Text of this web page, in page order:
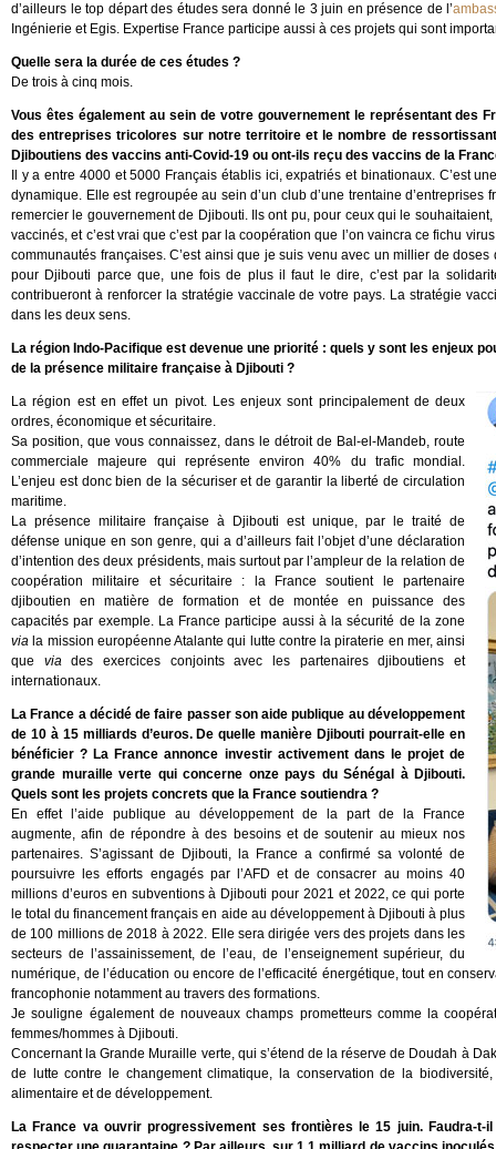
d’ailleurs le top départ des études sera donné le 3 juin en présence de l’
Ingénierie et Egis. Expertise France participe aussi à ces projets qui sont
Quelle sera la durée de ces études ?
De trois à cinq mois.
Vous êtes également au sein de votre gouvernement le représentant des
des entreprises tricolores sur notre territoire et le nombre de
Djiboutiens des vaccins anti-Covid-19 ou ont-ils reçu des vaccins de la
Il y a entre 4000 et 5000 Français établis ici, expatriés et binationaux. C’est
dynamique. Elle est regroupée au sein d’un club d’une trentaine
remercier le gouvernement de Djibouti. Ils ont pu, pour ceux qui le
vaccinés, et c’est vrai que c’est par la coopération que l’on vaincra ce fichu
communautés françaises. C’est ainsi que je suis venu avec un millier de
pour Djibouti parce que, une fois de plus il faut le dire, c’est par la
contribueront à renforcer la stratégie vaccinale de votre pays. La stratégie
dans les deux sens.
La région Indo-Pacifique est devenue une priorité : quels y sont les enjeux
de la présence militaire française à Djibouti ?
La région est en effet un pivot. Les enjeux sont principalement de deux
ordres, économique et sécuritaire.
Sa position, que vous connaissez, dans le détroit de Bal-el-Mandeb, route
commerciale majeure qui représente environ 40% du trafic mondial.
L’enjeu est donc bien de la sécuriser et de garantir la liberté de circulation
maritime.
La présence militaire française à Djibouti est unique, par le traité de
défense unique en son genre, qui a d’ailleurs fait l’objet d’une déclaration
d’intention des deux présidents, mais surtout par l’ampleur de la relation de
coopération militaire et sécuritaire : la France soutient le partenaire
djiboutien en matière de formation et de montée en puissance des
capacités par exemple. La France participe aussi à la sécurité de la zone
via la mission européenne Atalante qui lutte contre la piraterie en mer, ainsi
que viades exercices conjoints avec les partenaires djiboutiens et
internationaux.
La France a décidé de faire passer son aide publique au développement
de 10 à 15 milliards d’euros. De quelle manière Djibouti pourrait-elle en
bénéficier ? La France annonce investir activement dans le projet de
grande muraille verte qui concerne onze pays du Sénégal à Djibouti.
Quels sont les projets concrets que la France soutiendra ?
En effet l’aide publique au développement de la part de la France
augmente, afin de répondre à des besoins et de soutenir au mieux nos
partenaires. S’agissant de Djibouti, la France a confirmé sa volonté de
poursuivre les efforts engagés par l’AFD et de consacrer au moins 40
millions d’euros en subventions à Djibouti pour 2021 et 2022, ce qui porte
le total du financement français en aide au développement à Djibouti à plus
de 100 millions de 2018 à 2022. Elle sera dirigée vers des projets dans les
secteurs de l’assainissement, de l’eau, de l’enseignement supérieur, du
numérique, de l’éducation ou encore de l’efficacité énergétique, tout en
francophonie notamment au travers des formations.
Je souligne également de nouveaux champs prometteurs comme la
femmes/hommes à Djibouti.
Concernant la Grande Muraille verte, qui s’étend de la réserve de Doudah à
de lutte contre le changement climatique, la conservation de la
alimentaire et de développement.
La France va ouvrir progressivement ses frontières le 15 juin. Faudra-